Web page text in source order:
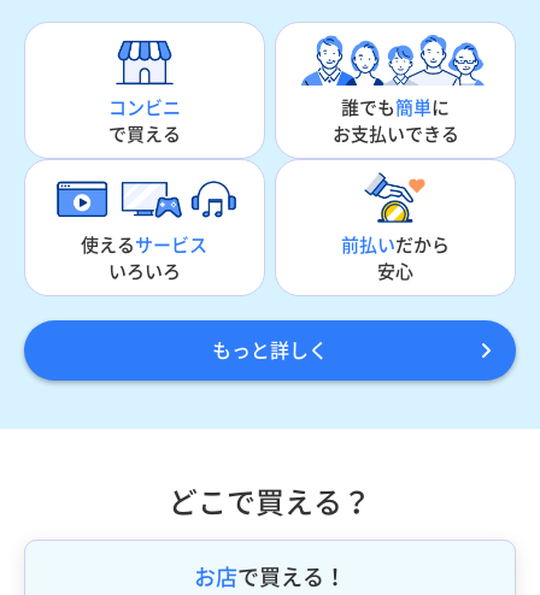
コンビニ
で買える
誰でも簡単に
お支払いできる
使える サービス
いろいろ
前払いだから
安心
もっと詳しく
どこで買える？
お店で買える！